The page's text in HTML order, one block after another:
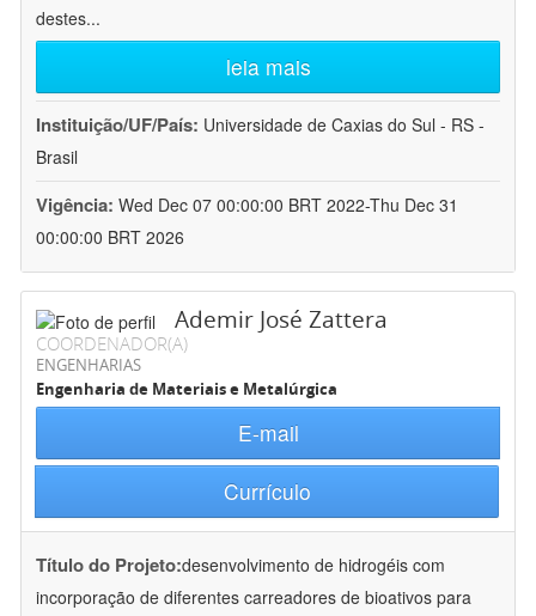
destes...
leia mais
Instituição/UF/País: Universidade de Caxias do Sul - RS -
Brasil
Vigência: Wed Dec 07 00:00:00 BRT 2022-Thu Dec 31
00:00:00 BRT 2026
Ademir José Zattera
COORDENADOR(A)
ENGENHARIAS
Engenharia de Materiais e Metalúrgica
E-mail
Currículo
Título do Projeto:desenvolvimento de hidrogéis com
incorporação de diferentes carreadores de bioativos para